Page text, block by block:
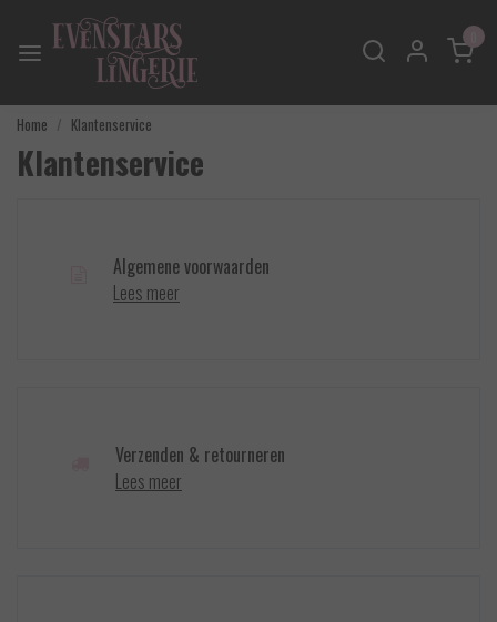
Home Klantenservice
Klantenservice
Algemene voorwaarden
Lees meer
Verzenden & retourneren
Lees meer